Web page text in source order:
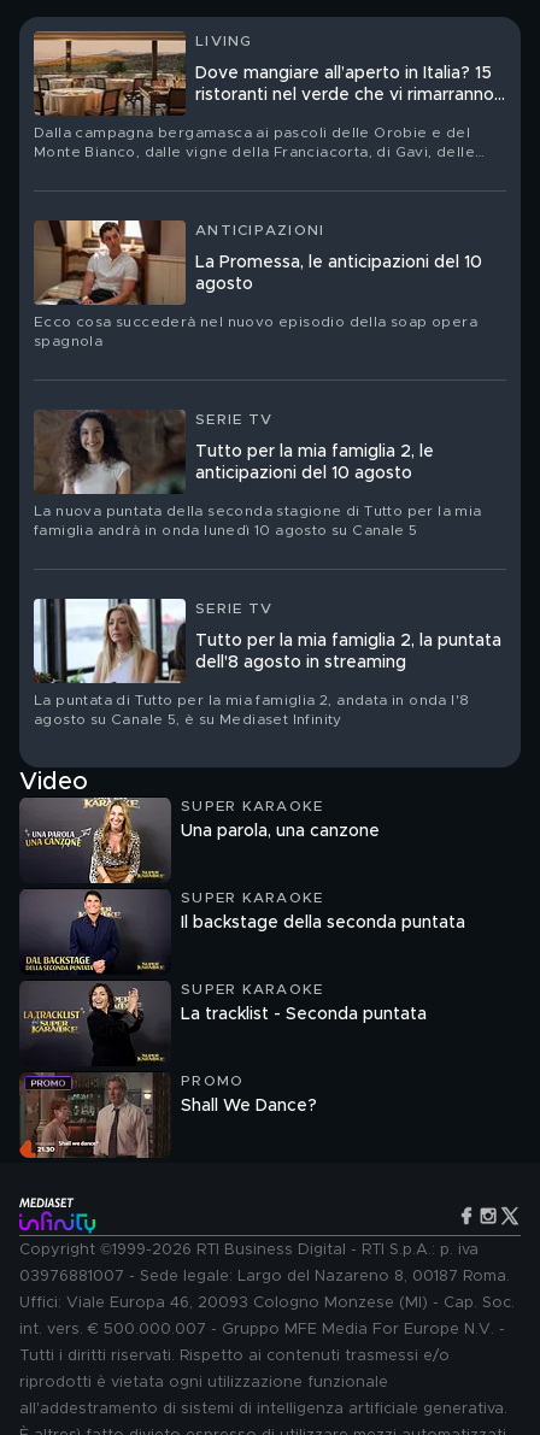
LIVING
Dove mangiare all’aperto in Italia? 15
ristoranti nel verde che vi rimarranno
Dalla campagna bergamasca ai pascoli delle Orobie e del
Monte Bianco, dalle vigne della Franciacorta, di Gavi, delle
Eolie: quindici tavole nelle quali orti, boschi, allevamenti e
ANTICIPAZIONI
La Promessa, le anticipazioni del 10
agosto
Ecco cosa succederà nel nuovo episodio della soap opera
spagnola
SERIE TV
Tutto per la mia famiglia 2, le
anticipazioni del 10 agosto
La nuova puntata della seconda stagione di Tutto per la mia
famiglia andrà in onda lunedì 10 agosto su Canale 5
SERIE TV
Tutto per la mia famiglia 2, la puntata
dell'8 agosto in streaming
La puntata di Tutto per la mia famiglia 2, andata in onda l'8
agosto su Canale 5, è su Mediaset Infinity
Video
SUPER KARAOKE
Una parola, una canzone
SUPER KARAOKE
Il backstage della seconda puntata
SUPER KARAOKE
La tracklist - Seconda puntata
PROMO
Shall We Dance?
Copyright ©1999-2026 RTI Business Digital - RTI S.p.A.: p. iva
03976881007 - Sede legale: Largo del Nazareno 8, 00187 Roma.
Uffici: Viale Europa 46, 20093 Cologno Monzese (MI) - Cap. Soc.
int. vers. € 500.000.007 - Gruppo MFE Media For Europe N.V. -
Tutti i diritti riservati. Rispetto ai contenuti trasmessi e/o
riprodotti è vietata ogni utilizzazione funzionale
all'addestramento di sistemi di intelligenza artificiale generativa.